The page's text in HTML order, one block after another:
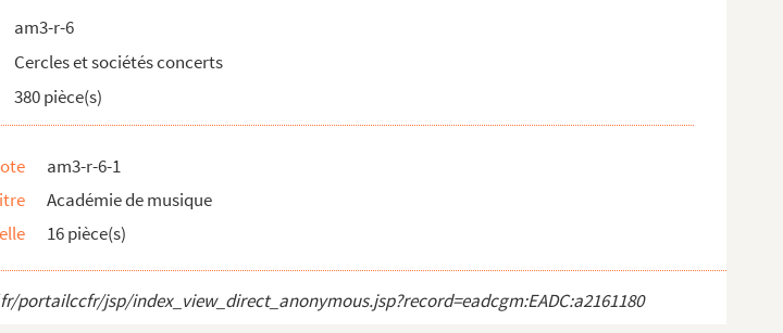
am3-r-6
Cercles et sociétés concerts
380 pièce(s)
am3-r-6-1
Académie de musique
16 pièce(s)
portailccfr/jsp/index_view_direct_anonymous.jsp?record=eadcgm:EADC:a2161180